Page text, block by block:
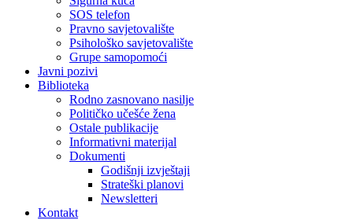
SOS telefon
Pravno savjetovalište
Psihološko savjetovalište
Grupe samopomoći
Javni pozivi
Biblioteka
Rodno zasnovano nasilje
Političko učešće žena
Ostale publikacije
Informativni materijal
Dokumenti
Godišnji izvještaji
Strateški planovi
Newsletteri
Kontakt